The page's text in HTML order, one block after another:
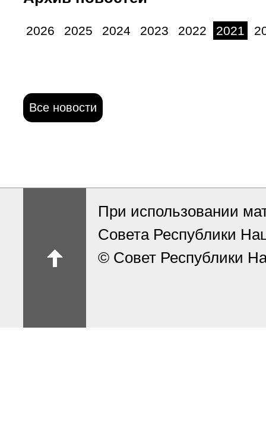
2026 2025 2024 2023 2022 2021
Все новости
При использовании
Совета Республики
© Совет Республики